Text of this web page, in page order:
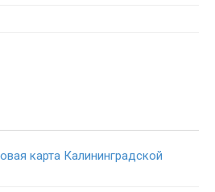
карта Калининградской